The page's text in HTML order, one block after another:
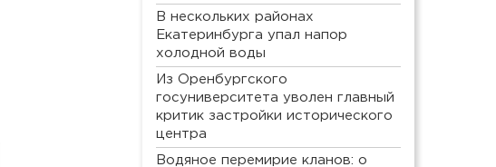
В нескольких районах
Екатеринбурга упал напор
холодной воды
Из Оренбургского
госуниверситета уволен главный
критик застройки исторического
центра
Водяное перемирие кланов: о